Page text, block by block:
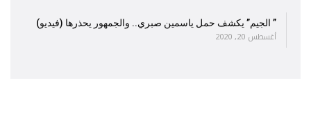
” الجيم” يكشف حمل ياسمين صبري.. والجمهور يحذرها (فيديو)
أغسطس 20, 2020